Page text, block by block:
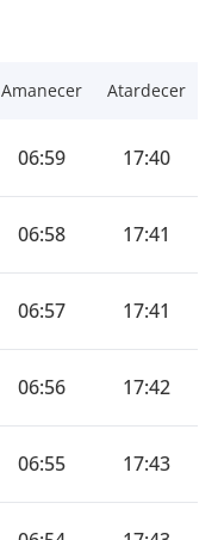
Amanecer Atardecer
06:59 17:40
06:58 17:41
06:57 17:41
06:56 17:42
06:55 17:43